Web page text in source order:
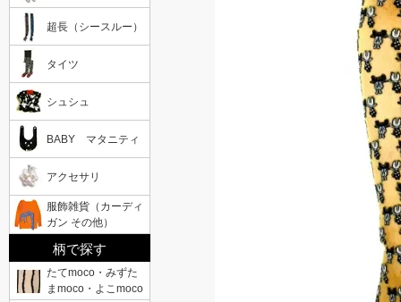
超長（シースルー）
タイツ
シュシュ
BABY マタニティ
アクセサリ
服飾雑貨（カーディ
ガン その他）
柄で探す
たてmoco・みずた
まmoco・よこmoco